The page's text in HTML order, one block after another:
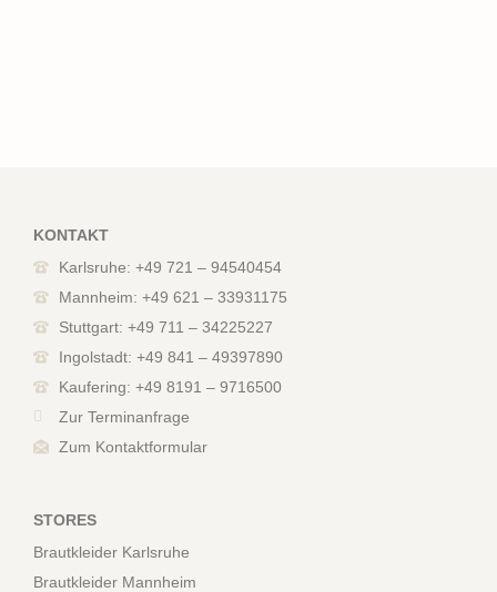
KONTAKT
Karlsruhe: +49 721 – 94540454
Mannheim: +49 621 – 33931175
Stuttgart: +49 711 – 34225227
Ingolstadt: +49 841 – 49397890
Kaufering: +49 8191 – 9716500
Zur Terminanfrage
Zum Kontaktformular
STORES
Brautkleider Karlsruhe
Brautkleider Mannheim